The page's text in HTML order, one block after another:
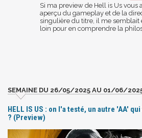
Si ma preview de Hell is Us vous
aperçu du gameplay et de la
singulière du titre, il me semblait
loin pour en comprendre la
SEMAINE DU 26/05/2025 AU 01/06/
HELL IS US : on l'a testé, un autre 'AA'
? (Preview)